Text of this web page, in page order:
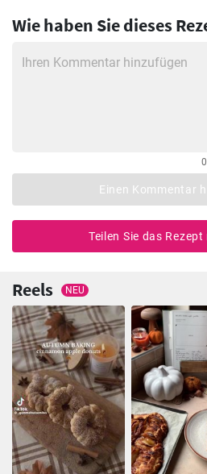
Wie haben Sie dieses
Einen Kommentar
Teilen Sie das
Reels NEU